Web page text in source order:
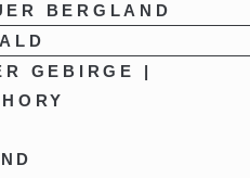
BERGLAND
GEBIRGE |